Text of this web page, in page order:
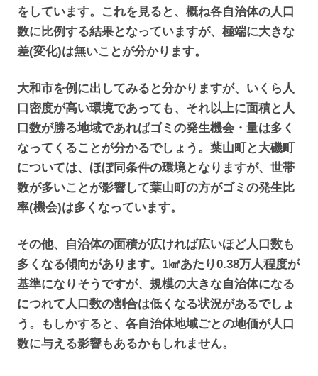
をしています。これを見ると、概ね各自治体の人口
数に比例する結果となっていますが、極端に大きな
差(変化)は無いことが分かります。
大和市を例に出してみると分かりますが、いくら人
口密度が高い環境であっても、それ以上に面積と人
口数が勝る地域であればゴミの発生機会・量は多く
なってくることが分かるでしょう。葉山町と大磯町
については、ほぼ同条件の環境となりますが、世帯
数が多いことが影響して葉山町の方がゴミの発生比
率(機会)は多くなっています。
その他、自治体の面積が広ければ広いほど人口数も
多くなる傾向があります。1㎢あたり0.38万人程度が
基準になりそうですが、規模の大きな自治体になる
につれて人口数の割合は低くなる状況があるでしょ
う。もしかすると、各自治体地域ごとの地価が人口
数に与える影響もあるかもしれません。